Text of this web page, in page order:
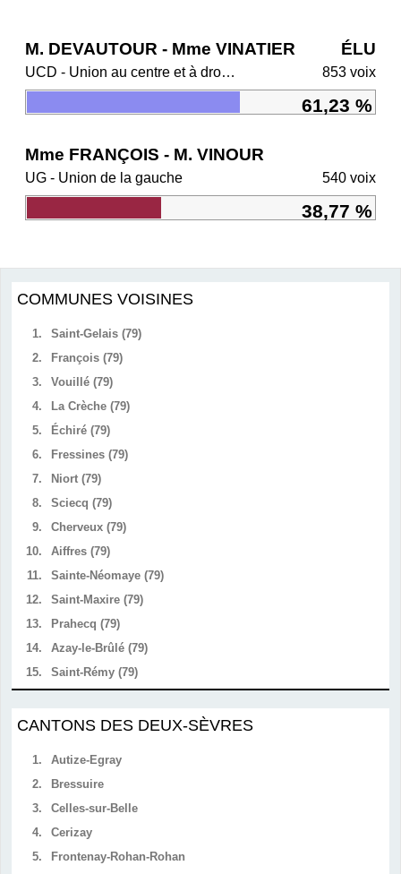
M. DEVAUTOUR - Mme VINATIER ÉLU
UCD - Union au centre et à droite 853 voix
61,23 %
Mme FRANÇOIS - M. VINOUR
UG - Union de la gauche 540 voix
38,77 %
COMMUNES VOISINES
1.
Saint-Gelais (79)
2.
François (79)
3.
Vouillé (79)
4.
La Crèche (79)
5.
Échiré (79)
6.
Fressines (79)
7.
Niort (79)
8.
Sciecq (79)
9.
Cherveux (79)
10.
Aiffres (79)
11.
Sainte-Néomaye (79)
12.
Saint-Maxire (79)
13.
Prahecq (79)
14.
Azay-le-Brûlé (79)
15.
Saint-Rémy (79)
CANTONS DES DEUX-SÈVRES
1.
Autize-Egray
2.
Bressuire
3.
Celles-sur-Belle
4.
Cerizay
5.
Frontenay-Rohan-Rohan